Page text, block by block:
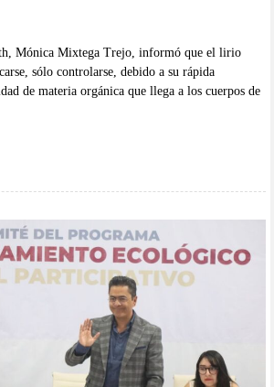
Mónica Mixtega Trejo, informó que el lirio
sólo controlarse, debido a su rápida
de materia orgánica que llega a los cuerpos de